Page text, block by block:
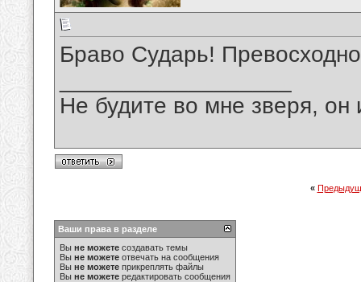
Браво Сударь!
Не будите во мне зверя, он
«
Ваши права в разделе
Вы не можете создавать темы
Вы не можете отвечать на сообщения
Вы не можете прикреплять файлы
Вы не можете редактировать сообщения